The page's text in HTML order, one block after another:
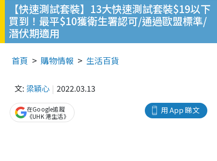
【快速測試套裝】13大快速測試套裝$19以下
買到！最平$10獲衛生署認可/通過歐盟標準/
潛伏期適用
首頁 購物情報 生活百貨
文: 梁穎心 2022.03.13
用 App 睇文
在Google追蹤
《UHK 港生活》